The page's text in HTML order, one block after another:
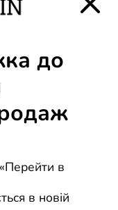
Eva.ua: всі
до
в
в новій